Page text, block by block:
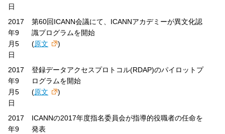
日
2017
年9
月5
日
第60回ICANN会議にて、ICANNアカデミーが異文化認
識プログラムを開始
(原文 )
2017
年9
月5
日
登録データアクセスプロトコル(RDAP)のパイロットプ
ログラムを開始
(原文 )
2017
年9
ICANNの2017年度指名委員会が指導的役職者の任命を
発表